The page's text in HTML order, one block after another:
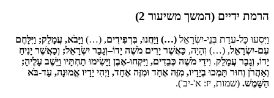
הרמת ידיים (המשך משיעור 2)
וַיִּסְעוּ כָּל-עֲדַת בְּנֵי-יִשְׂרָאֵל (…) וַיַּחֲנוּ, בִּרְפִידִים, (…) וַיָּבֹא, עֲמָלֵק; וַיִּלָּחֶם
עִם-יִשְׂרָאֵל, (…) וְהָיָה, כַּאֲשֶׁר יָרִים מֹשֶׁה יָדוֹ–וְגָבַר יִשְׂרָאֵל; וְכַאֲשֶׁר יָנִיחַ
יָדוֹ, וְגָבַר עֲמָלֵק. וִידֵי מֹשֶׁה כְּבֵדִים, וַיִּקְחוּ-אֶבֶן וַיָּשִׂימוּ תַחְתָּיו וַיֵּשֶׁב עָלֶיהָ;
וְאַהֲרֹן וְחוּר תָּמְכוּ בְיָדָיו, מִזֶּה אֶחָד וּמִזֶּה אֶחָד, וַיְהִי יָדָיו אֱמוּנָה, עַד-בֹּא
הַשָּׁמֶשׁ. (שמות, יז: א'-יב').